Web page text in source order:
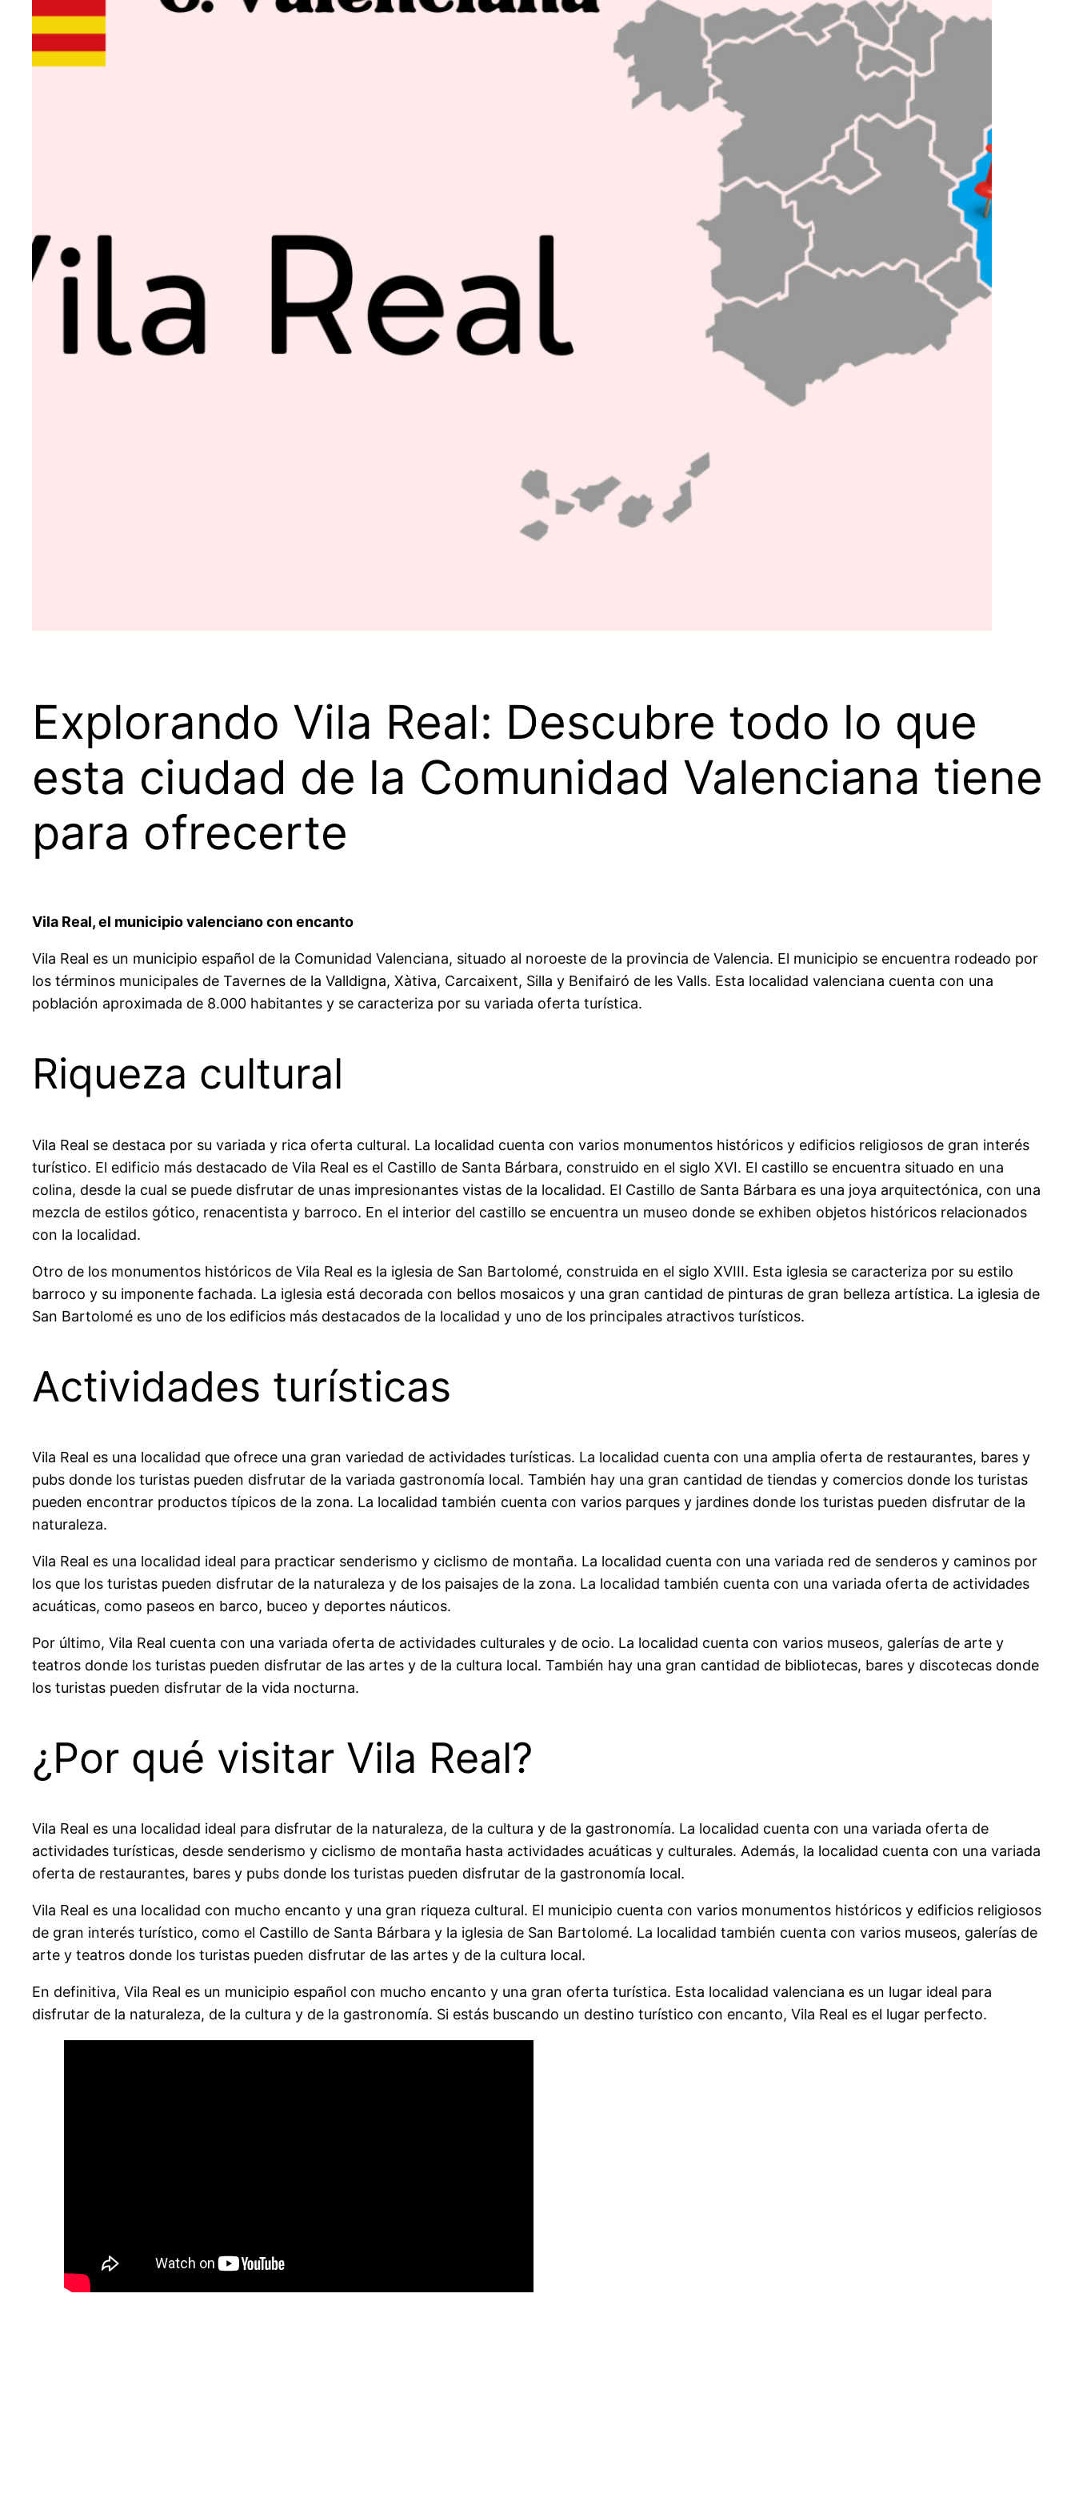
Explorando Vila Real: Descubre todo lo que
esta ciudad de la Comunidad Valenciana tiene
para ofrecerte
Vila Real, el municipio valenciano con encanto
Vila Real es un municipio español de la Comunidad Valenciana, situado al noroeste de la provincia de Valencia. El municipio se encuentra rodeado por
los términos municipales de Tavernes de la Valldigna, Xàtiva, Carcaixent, Silla y Benifairó de les Valls. Esta localidad valenciana cuenta con una
población aproximada de 8.000 habitantes y se caracteriza por su variada oferta turística.
Riqueza cultural
Vila Real se destaca por su variada y rica oferta cultural. La localidad cuenta con varios monumentos históricos y edificios religiosos de gran interés
turístico. El edificio más destacado de Vila Real es el Castillo de Santa Bárbara, construido en el siglo XVI. El castillo se encuentra situado en una
colina, desde la cual se puede disfrutar de unas impresionantes vistas de la localidad. El Castillo de Santa Bárbara es una joya arquitectónica, con una
mezcla de estilos gótico, renacentista y barroco. En el interior del castillo se encuentra un museo donde se exhiben objetos históricos relacionados
con la localidad.
Otro de los monumentos históricos de Vila Real es la iglesia de San Bartolomé, construida en el siglo XVIII. Esta iglesia se caracteriza por su estilo
barroco y su imponente fachada. La iglesia está decorada con bellos mosaicos y una gran cantidad de pinturas de gran belleza artística. La iglesia de
San Bartolomé es uno de los edificios más destacados de la localidad y uno de los principales atractivos turísticos.
Actividades turísticas
Vila Real es una localidad que ofrece una gran variedad de actividades turísticas. La localidad cuenta con una amplia oferta de restaurantes, bares y
pubs donde los turistas pueden disfrutar de la variada gastronomía local. También hay una gran cantidad de tiendas y comercios donde los turistas
pueden encontrar productos típicos de la zona. La localidad también cuenta con varios parques y jardines donde los turistas pueden disfrutar de la
naturaleza.
Vila Real es una localidad ideal para practicar senderismo y ciclismo de montaña. La localidad cuenta con una variada red de senderos y caminos por
los que los turistas pueden disfrutar de la naturaleza y de los paisajes de la zona. La localidad también cuenta con una variada oferta de actividades
acuáticas, como paseos en barco, buceo y deportes náuticos.
Por último, Vila Real cuenta con una variada oferta de actividades culturales y de ocio. La localidad cuenta con varios museos, galerías de arte y
teatros donde los turistas pueden disfrutar de las artes y de la cultura local. También hay una gran cantidad de bibliotecas, bares y discotecas donde
los turistas pueden disfrutar de la vida nocturna.
¿Por qué visitar Vila Real?
Vila Real es una localidad ideal para disfrutar de la naturaleza, de la cultura y de la gastronomía. La localidad cuenta con una variada oferta de
actividades turísticas, desde senderismo y ciclismo de montaña hasta actividades acuáticas y culturales. Además, la localidad cuenta con una variada
oferta de restaurantes, bares y pubs donde los turistas pueden disfrutar de la gastronomía local.
Vila Real es una localidad con mucho encanto y una gran riqueza cultural. El municipio cuenta con varios monumentos históricos y edificios religiosos
de gran interés turístico, como el Castillo de Santa Bárbara y la iglesia de San Bartolomé. La localidad también cuenta con varios museos, galerías de
arte y teatros donde los turistas pueden disfrutar de las artes y de la cultura local.
En definitiva, Vila Real es un municipio español con mucho encanto y una gran oferta turística. Esta localidad valenciana es un lugar ideal para
disfrutar de la naturaleza, de la cultura y de la gastronomía. Si estás buscando un destino turístico con encanto, Vila Real es el lugar perfecto.